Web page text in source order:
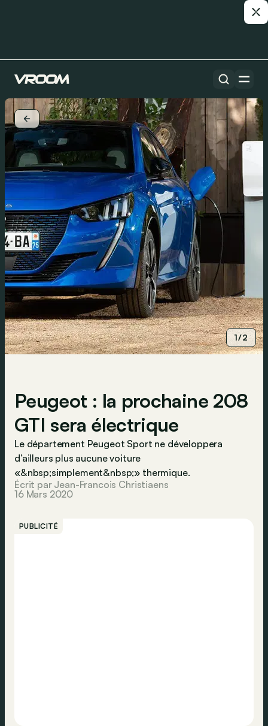
1/2
Peugeot : la prochaine 208
GTI sera électrique
Le département Peugeot Sport ne développera
d’ailleurs plus aucune voiture
«&nbsp;simplement&nbsp;» thermique.
Écrit par Jean-Francois Christiaens
16 Mars 2020
PUBLICITÉ